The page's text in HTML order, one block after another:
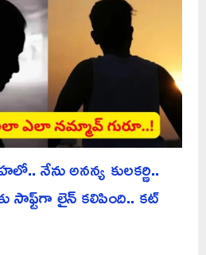
నేను అనన్య కులకర్ణి..
సాఫ్ట్‌గా లైన్ కలిపింది.. కట్